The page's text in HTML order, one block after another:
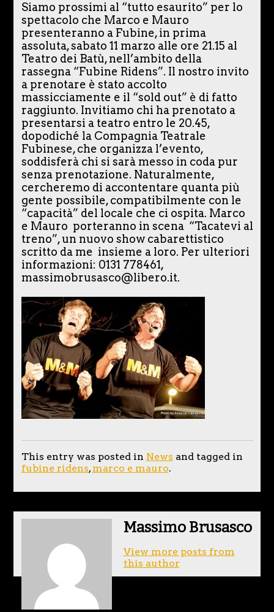
Siamo prossimi al “tutto esaurito” per lo
spettacolo che Marco e Mauro
presenteranno a Fubine, in prima
assoluta, sabato 11 marzo alle ore 21.15 al
Teatro dei Batù, nell’ambito della
rassegna “Fubine Ridens”. Il nostro invito
a prenotare è stato accolto
massicciamente e il “sold out” è di fatto
raggiunto. Invitiamo chi ha prenotato a
presentarsi a teatro entro le 20.45,
dopodiché la Compagnia Teatrale
Fubinese, che organizza l’evento,
soddisferà chi si sarà messo in coda pur
senza prenotazione. Naturalmente,
cercheremo di accontentare quanta più
gente possibile, compatibilmente con le
“capacità” del locale che ci ospita. Marco
e Mauro porteranno in scena “Tacatevi al
treno”, un nuovo show cabarettistico
scritto da me insieme a loro. Per ulteriori
informazioni: 0131 778461,
massimobrusasco@libero.it.
This entry was posted in News and tagged in
fubine ridens,marco e mauro.
Massimo Brusasco
View more posts from
this author